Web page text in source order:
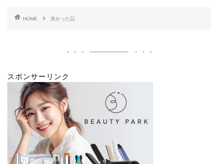
HOME 良かった記
スポンサーリンク